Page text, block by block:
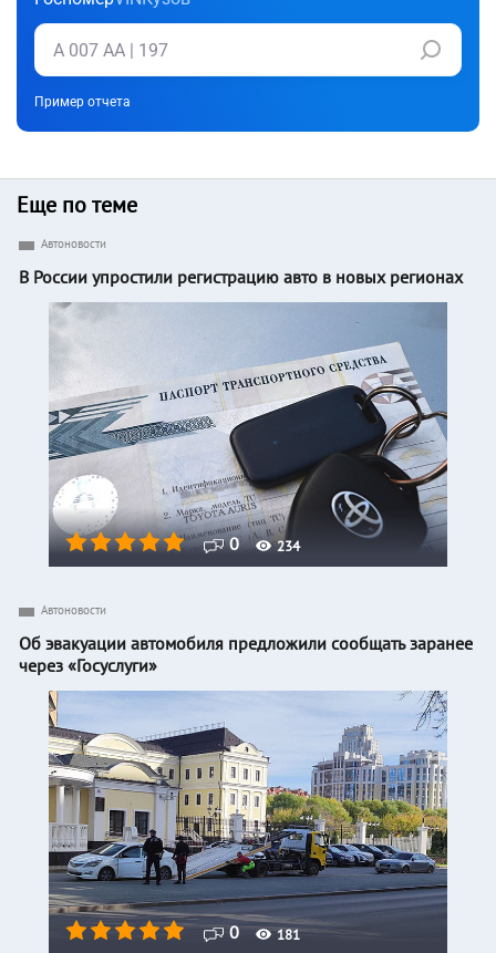
Пример отчета
Еще по теме
0 234
Автоновости
В России упростили регистрацию авто в новых регионах
0 181
Автоновости
Об эвакуации автомобиля предложили сообщать заранее
через «Госуслуги»